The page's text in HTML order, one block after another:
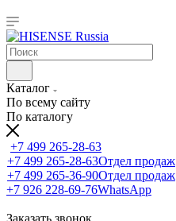
Каталог
По всему сайту
По каталогу
+7 499 265-28-63
+7 499 265-28-63Отдел продаж
+7 499 265-36-90Отдел продаж
+7 926 228-69-76WhatsApp
Заказать звонок